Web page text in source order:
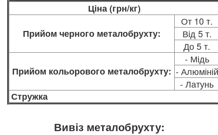
Ціна (грн/кг)
Прийом черного металобрухту:
От 10 т.
Від 5 т.
До 5 т.
Прийом кольорового металобрухту:
- Мідь
- Алюміній
- Латунь
Стружка
Вивіз металобрухту: